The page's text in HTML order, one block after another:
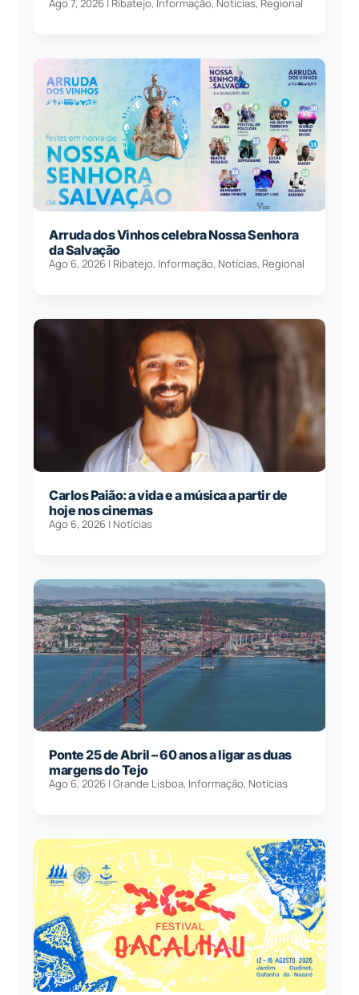
Ago 7, 2026 Ribatejo, Informação, Notícias, Regional
Arruda dos Vinhos celebra Nossa Senhora
da Salvação
Ago 6, 2026 | Ribatejo, Informação, Notícias, Regional
Carlos Paião: a vida e a música a partir de
hoje nos cinemas
Ago 6, 2026 | Notícias
Ponte 25 de Abril – 60 anos a ligar as duas
margens do Tejo
Ago 6, 2026 |Grande Lisboa, Informação, Notícias